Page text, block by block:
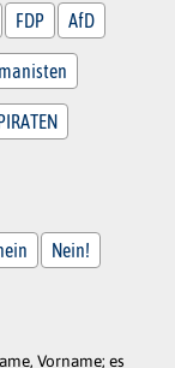
FDP AfD
Nein!
Vorname; es